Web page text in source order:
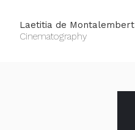
Laetitia de Montalembert
Cinematography